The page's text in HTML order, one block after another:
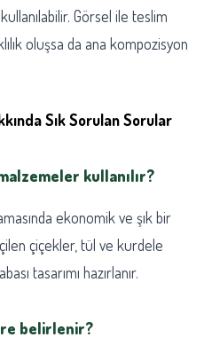
Görsel ile teslim
oluşsa da ana kompozisyon
Sık Sorulan Sorular
kullanılır?
ekonomik ve şık bir
çiçekler, tül ve kurdele
tasarımı hazırlanır.
belirlenir?